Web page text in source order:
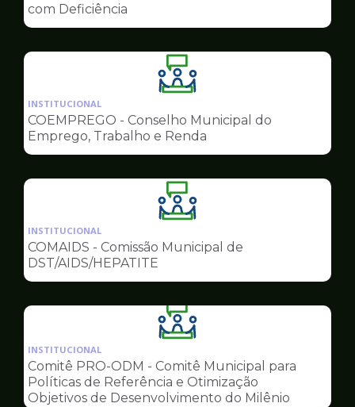
Conselhos
com Deficiência
Ilustração
da
pagina
de
Conselhos
INSTITUCIONAL
COEMPREGO - Conselho Municipal do
Emprego, Trabalho e Renda
Ilustração
da
pagina
Conselhos
INSTITUCIONAL
COMAIDS - Comissão Municipal de
DST/AIDS/HEPATITE
Ilustração
da
pagina
de
Conselhos
INSTITUCIONAL
Comitê PRO-ODM - Comitê Municipal para
Políticas de Referência e Otimização
Objetivos de Desenvolvimento do Milênio